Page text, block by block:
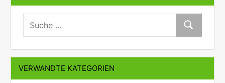
suche:
Suche
VERWANDTE KATEGORIEN